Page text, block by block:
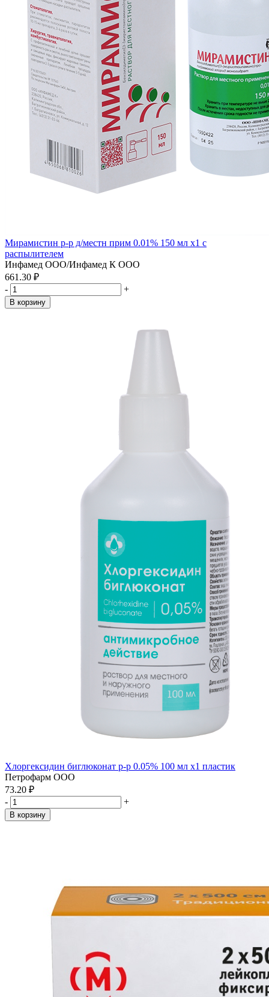
Мирамистин р-р д/местн прим 0.01% 150 мл x1 с
распылителем
Инфамед ООО/Инфамед К ООО
661.30 ₽
-
+
В корзину
Хлоргексидин биглюконат р-р 0.05% 100 мл x1 пластик
Петрофарм ООО
73.20 ₽
-
+
В корзину